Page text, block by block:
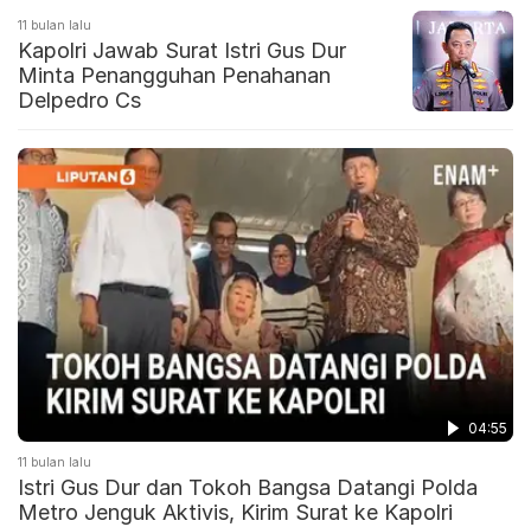
11 bulan lalu
Kapolri Jawab Surat Istri Gus Dur
Minta Penangguhan Penahanan
Delpedro Cs
04:55
11 bulan lalu
Istri Gus Dur dan Tokoh Bangsa Datangi Polda
Metro Jenguk Aktivis, Kirim Surat ke Kapolri